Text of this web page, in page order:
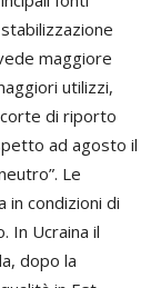
maggiore
utilizzi,
di riporto
ad agosto il
Le
in condizioni di
In Ucraina il
dopo la